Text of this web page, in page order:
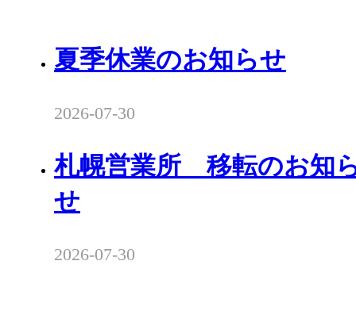
夏季休業のお知らせ
2026-07-30
札幌営業所 移転のお知
せ
2026-07-30